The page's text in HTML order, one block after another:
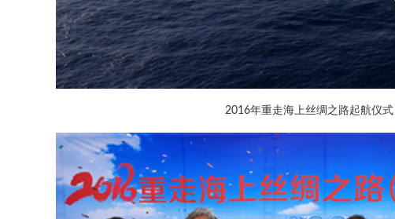
2016年重走海上丝绸之路起航仪